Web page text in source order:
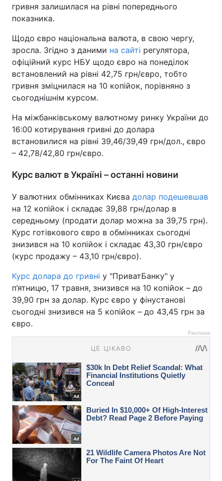
гривня залишилася на рівні попереднього
показника.
Щодо євро національна валюта, в свою чергу,
зросла. Згідно з даними на сайті регулятора,
офіційний курс НБУ щодо євро на понеділок
встановлений на рівні 42,75 грн/євро, тобто
гривня зміцнилася на 10 копійок, порівняно з
сьогоднішнім курсом.
На міжбанківському валютному ринку України до
16:00 котирування гривні до долара
встановилися на рівні 39,46/39,49 грн/дол., євро
– 42,78/42,80 грн/євро.
Курс валют в Україні – останні новини
У валютних обмінниках Києва долар подешевшав
на 12 копійок і складає 39,88 грн/долар в
середньому (продати долар можна за 39,75 грн).
Курс готівкового євро в обмінниках сьогодні
знизився на 10 копійок і складає 43,30 грн/євро
(курс продажу – 43,10 грн/євро).
Курс долара до гривні у "ПриватБанку" у
п’ятницю, 17 травня, знизився на 10 копійок – до
39,90 грн за долар. Курс євро у фінустанові
сьогодні знизився на 5 копійок – до 43,45 грн за
євро.
Реклама